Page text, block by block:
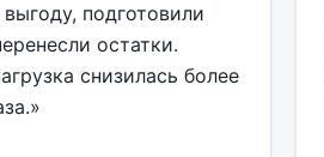
подготовили
остатки.
снизилась более